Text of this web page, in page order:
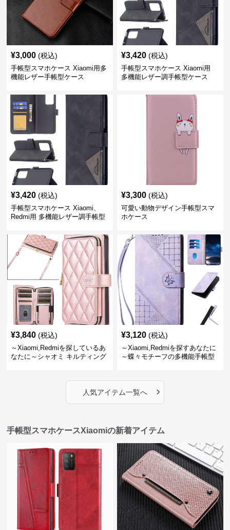
¥3,000 (税込)
手帳型スマホケース Xiaomi用多
機能レザー手帳型ケース
¥3,420 (税込)
手帳型スマホケース Xiaomi用
多機能レザー調手帳型ケース
¥3,420 (税込)
手帳型スマホケース Xiaomi、
Redmi用 多機能レザー調手帳型
¥3,300 (税込)
可愛い動物デザイン手帳型スマ
ホケース
¥3,840 (税込)
～Xiaomi,Redmiを探しているあ
なたに～シャオミ キルティング
¥3,120 (税込)
～Xiaomi,Redmiを探すあなたに
～蝶々モチーフの多機能手帳型
人気アイテム一覧へ ›
手帳型スマホケースXiaomiの新着アイテム